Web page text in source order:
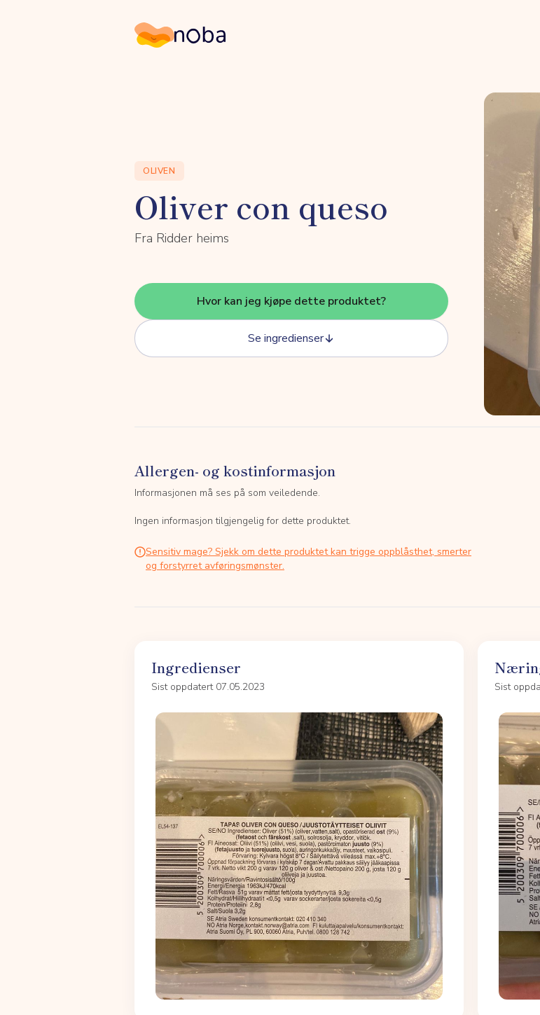
Noba
OLIVEN
Oliver con queso
Fra Ridder heims
Hvor kan jeg kjøpe dette produktet?
Se ingredienser
Allergen- og kostinformasjon
Informasjonen må ses på som veiledende.
Ingen informasjon tilgjengelig for dette produktet.
Sensitiv mage? Sjekk om dette produktet kan trigge oppblåsthet, smerter
og forstyrret avføringsmønster.
Ingredienser
Sist oppdatert 07.05.2023 Sist